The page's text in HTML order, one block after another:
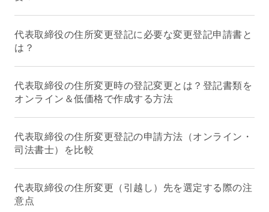
代表取締役の住所変更登記に必要な変更登記申請書と
は？
代表取締役の住所変更時の登記変更とは？登記書類を
オンライン＆低価格で作成する方法
代表取締役の住所変更登記の申請方法（オンライン・
司法書士）を比較
代表取締役の住所変更（引越し）先を選定する際の注
意点